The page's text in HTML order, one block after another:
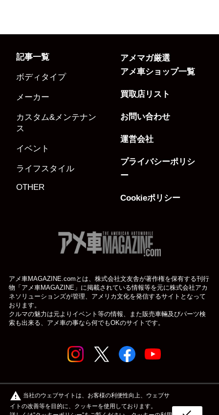
記事一覧
ボディタイプ
メーカー
カスタム&メンテナン
ス
イベント
ライフスタイル
OTHER
アメマガ厳選
アメ車ショップ一覧
買取店リスト
お問い合わせ
運営会社
プライバシーポリシ
ー
Cookieポリシー
アメ車MAGAZINE.comとは、株式会社文友舎が著作権を保有する刊行
物「アメ車MAGAZINE」に掲載されている情報等を元に株式会社アカ
ネソリューションズが管理、アメリカ文化を発信するサイトとなって
おります。
クルマの魅力は元よりイベント等の情報、また販売車輛及びパーツ検
索も出来る、アメ車の事なら何でもOKのサイトです。
© アメ車のWEBマガジン アメ車マガジン公式WEBサイト
warning 当社のウェブサイトは、お客様の利便性向上、ウェブサ
イトの改善等を目的に、クッキーを使用しております。